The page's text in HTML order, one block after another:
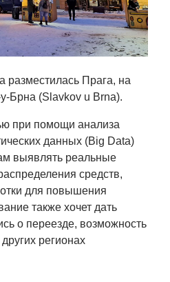
разместилась Прага, на
Брна (Slavkov u Brna).
при помощи анализа
данных (Big Data)
выявлять реальные
средств,
для повышения
также хочет дать
о переезде, возможность
регионах